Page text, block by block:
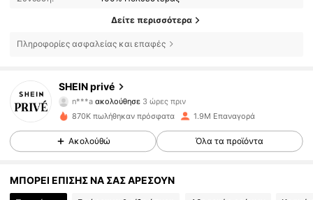
Δείτε περισσότερα
Πληροφορίες ασφαλείας και επαφές
SHEIN privé
n***a ακολούθησε 3 ώρες πριν
4.85
1.1M Ακόλουθοι
870K πωλήθηκαν πρόσφατα 1.9M Επαναγορά
Ακολούθώ Όλα τα προϊόντα
ΜΠΟΡΕΙ ΕΠΙΣΗΣ ΝΑ ΣΑΣ ΑΡΕΣΟΥΝ